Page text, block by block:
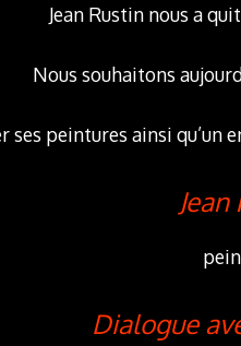
Jean Rustin nous a
Nous souhaitons
ses peintures ainsi qu’un
Dialogue